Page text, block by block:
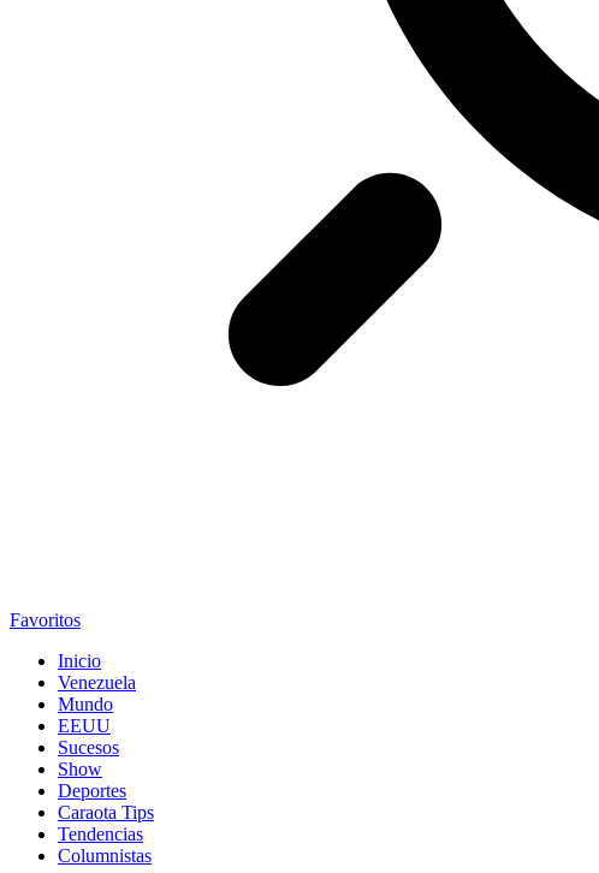
Favoritos
Inicio
Venezuela
Mundo
EEUU
Sucesos
Show
Deportes
Caraota Tips
Tendencias
Columnistas